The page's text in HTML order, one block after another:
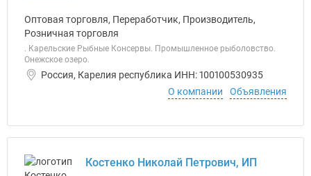
Оптовая торговля, Переработчик, Производитель,
Розничная торговля
. Карельские Рыбные Консервы. Промышленное рыболовство.
Онежское озеро.
Россия, Карелия республика ИНН: 100100530935
О компании
Объявления
Костенко Николай Петрович, ИП